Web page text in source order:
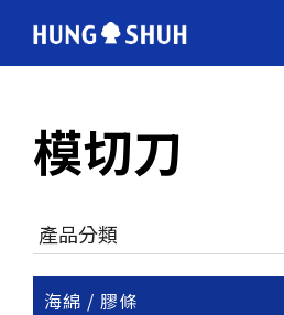
模切刀
產品分類
海綿 / 膠條
關於宏樹 ABOUT US
產品應用 PRODUCTS